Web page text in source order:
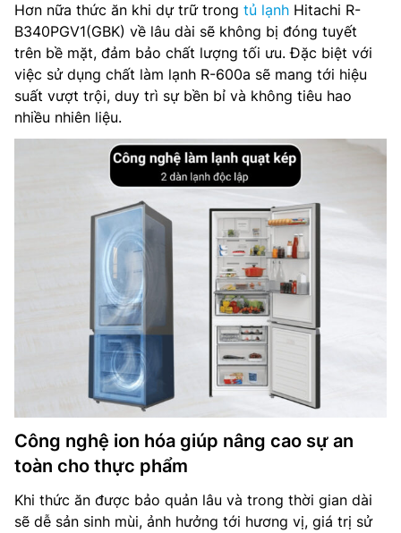
Hơn nữa thức ăn khi dự trữ trong tủ lạnh Hitachi R-
B340PGV1(GBK) về lâu dài sẽ không bị đóng tuyết
trên bề mặt, đảm bảo chất lượng tối ưu. Đặc biệt với
việc sử dụng chất làm lạnh R-600a sẽ mang tới hiệu
suất vượt trội, duy trì sự bền bỉ và không tiêu hao
nhiều nhiên liệu.
Công nghệ ion hóa giúp nâng cao sự an
toàn cho thực phẩm
Khi thức ăn được bảo quản lâu và trong thời gian dài
sẽ dễ sản sinh mùi, ảnh hưởng tới hương vị, giá trị sử